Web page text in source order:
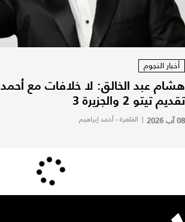
أخبار النجوم
هشام عبد الخالق: لا خلافات مع
تقديم تيتو 2 والجزيرة 3
08 آب 2026 | القاهرة - أحمد إبراهيم